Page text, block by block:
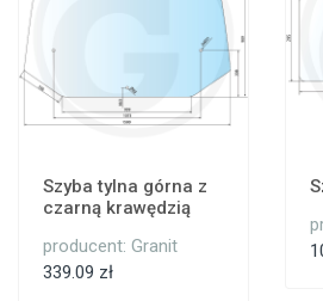
Szyba tylna górna z
czarną krawędzią
producent: Granit
339.09 zł